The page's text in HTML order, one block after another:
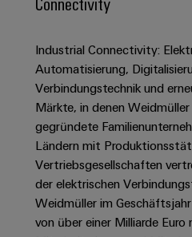
für
effizient,
zuverlässig,
skalierbar
Energiespeicher
Lösungen
und
Produkte
Energiespeichersysteme
(ESS)
OS
Computing
Industrial
5G
Single
Pair
Ethernet
und
-
komponenten
Anschlussleitungen,
Patchkabel
und
Kabel
SPS
Beratung
und
digitale
Planung
easyConnect
-
Ihre
Industrial
Service
Platform
für
unsere
Partner
Vertrieb
Großhandelssuche
News
Unser
Nachhaltigkeit
Weidmüller
Academy
People
&
Culture
Compliance
Für
Praktika
Abschlussarbeiten
Neuanfang
für
Studienabbrecher
Industrial Connectivity:
Automatisierung,
Verbindungstechnik und
Märkte, in denen
gegründete
Ländern mit
Vertriebsgesellschaften
der elektrischen
Weidmüller im
von über einer Milliarde